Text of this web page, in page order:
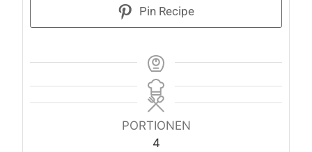
Pin Recipe
PORTIONEN
4